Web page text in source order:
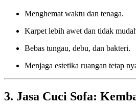
Menghemat waktu dan tenaga.
Karpet lebih awet dan tidak
Bebas tungau, debu, dan bakteri.
Menjaga estetika ruangan tetap
3. Jasa Cuci Sofa: